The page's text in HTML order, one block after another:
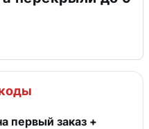
первый заказ +